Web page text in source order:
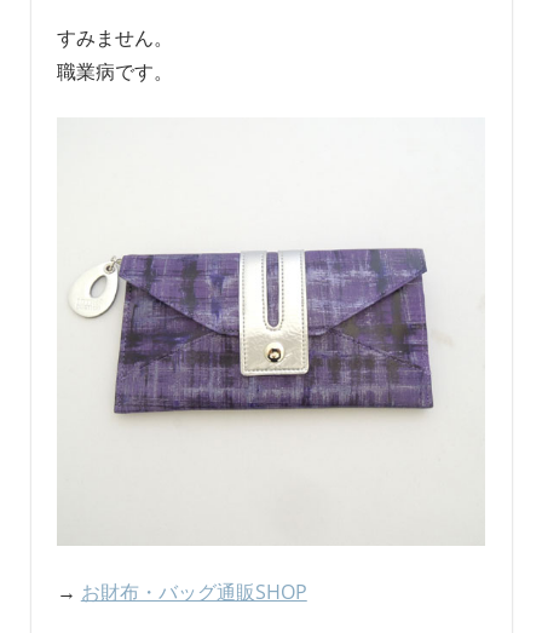
すみません。
職業病です。
→ お財布・バッグ通販SHOP